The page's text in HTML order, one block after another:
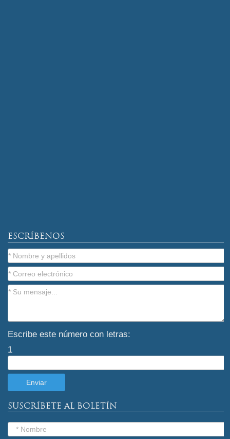
ESCRÍBENOS
Escribe este número con letras:
1
SUSCRÍBETE AL BOLETÍN